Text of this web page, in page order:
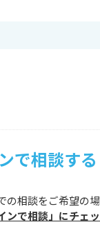
で相談する
の相談をご希望の
ンで相談」にチェ